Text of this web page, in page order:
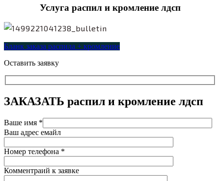
Услуга распил и кромление лдсп
Бланк заказа распила + кромление
Оставить заявку
ЗАКАЗАТЬ распил и кромление лдсп
Ваше имя *
Ваш адрес емайл
Номер телефона *
Комментраий к заявке